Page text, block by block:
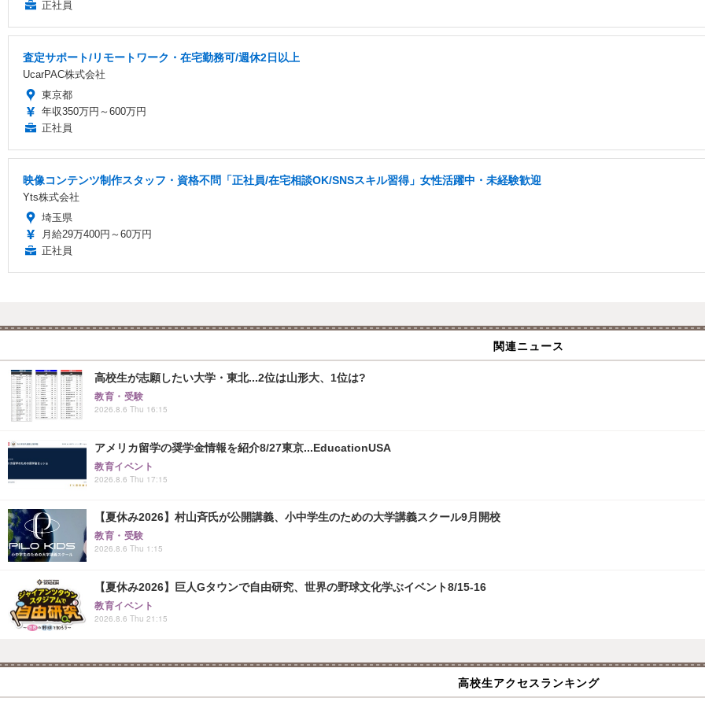
正社員
査定サポート/リモートワーク・在宅勤務可/週休2日以上
UcarPAC株式会社
東京都
年収350万円～600万円
正社員
映像コンテンツ制作スタッフ・資格不問「正社員/在宅相談OK/SNSスキル習得」女性活躍中・未経験歓迎
Yts株式会社
埼玉県
月給29万400円～60万円
正社員
関連ニュース
高校生が志願したい大学・東北...2位は山形大、1位は?
教育・受験
2026.8.6 Thu 16:15
アメリカ留学の奨学金情報を紹介8/27東京...EducationUSA
教育イベント
2026.8.6 Thu 17:15
【夏休み2026】村山斉氏が公開講義、小中学生のための大学講義スクール9月開校
教育・受験
2026.8.6 Thu 1:15
【夏休み2026】巨人Gタウンで自由研究、世界の野球文化学ぶイベント8/15-16
教育イベント
2026.8.6 Thu 21:15
高校生アクセスランキング